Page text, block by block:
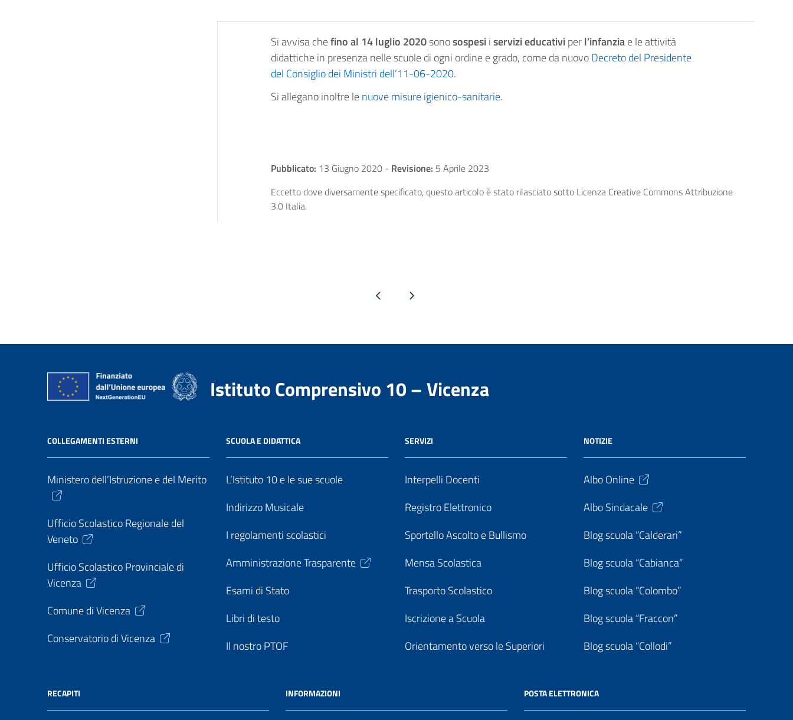
Si avvisa chefino al 14 luglio 2020sonosospesiiservizi educativiperl’infanziae le attività
didattiche in presenza nelle scuole di ogni ordine e grado, come da nuovoDecreto del Presidente
del Consiglio dei Ministri dell’11-06-2020.
Si allegano inoltre lenuove misure igienico-sanitarie.
Pubblicato: 13 Giugno 2020 - Revisione: 5 Aprile 2023
Eccetto dove diversamente specificato, questo articolo è stato rilasciato sotto Licenza Creative Commons Attribuzione
3.0 Italia.
Pagina precedentePagina successiva
Istituto Comprensivo 10 – Vicenza
COLLEGAMENTI ESTERNI
Ministero dell’Istruzione e del Merito
Ufficio Scolastico Regionale del
Veneto
Ufficio Scolastico Provinciale di
Vicenza
Comune di Vicenza
Conservatorio di Vicenza
SCUOLA E DIDATTICA
L’Istituto 10 e le sue scuole
Indirizzo Musicale
I regolamenti scolastici
Amministrazione Trasparente
Esami di Stato
Libri di testo
Il nostro PTOF
SERVIZI
Interpelli Docenti
Registro Elettronico
Sportello Ascolto e Bullismo
Mensa Scolastica
Trasporto Scolastico
Iscrizione a Scuola
Orientamento verso le Superiori
NOTIZIE
Albo Online
Albo Sindacale
Blog scuola “Calderari”
Blog scuola “Cabianca”
Blog scuola “Colombo”
Blog scuola “Fraccon”
Blog scuola “Collodi”
RECAPITI INFORMAZIONI POSTA ELETTRONICA